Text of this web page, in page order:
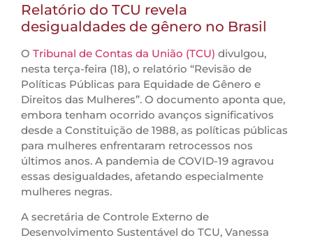
Relatório do TCU revela
desigualdades de gênero no Brasil
O Tribunal de Contas da União (TCU) divulgou,
nesta terça-feira (18), o relatório “Revisão de
Políticas Públicas para Equidade de Gênero e
Direitos das Mulheres”. O documento aponta que,
embora tenham ocorrido avanços significativos
desde a Constituição de 1988, as políticas públicas
para mulheres enfrentaram retrocessos nos
últimos anos. A pandemia de COVID-19 agravou
essas desigualdades, afetando especialmente
mulheres negras.
A secretária de Controle Externo de
Desenvolvimento Sustentável do TCU, Vanessa